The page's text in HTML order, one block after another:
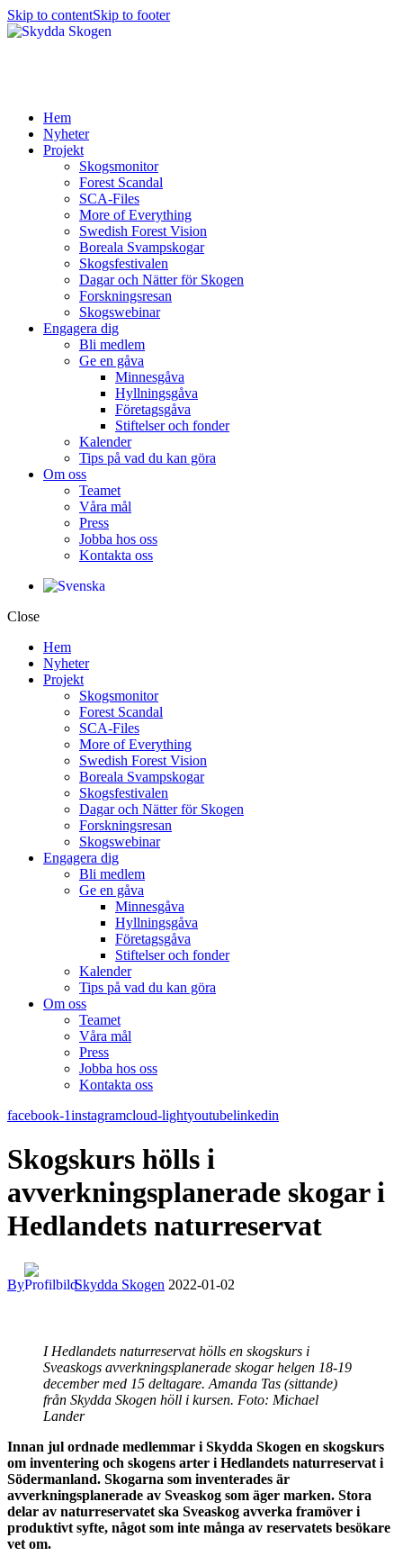
Skip to contentSkip to footer
Hem
Nyheter
Projekt
Skogsmonitor
Forest Scandal
SCA-Files
More of Everything
Swedish Forest Vision
Boreala Svampskogar
Skogsfestivalen
Dagar och Nätter för Skogen
Forskningsresan
Skogswebinar
Engagera dig
Bli medlem
Ge en gåva
Minnesgåva
Hyllningsgåva
Företagsgåva
Stiftelser och fonder
Kalender
Tips på vad du kan göra
Om oss
Teamet
Våra mål​
Press
Jobba hos oss
Kontakta oss
Close
Hem
Nyheter
Projekt
Skogsmonitor
Forest Scandal
SCA-Files
More of Everything
Swedish Forest Vision
Boreala Svampskogar
Skogsfestivalen
Dagar och Nätter för Skogen
Forskningsresan
Skogswebinar
Engagera dig
Bli medlem
Ge en gåva
Minnesgåva
Hyllningsgåva
Företagsgåva
Stiftelser och fonder
Kalender
Tips på vad du kan göra
Om oss
Teamet
Våra mål​
Press
Jobba hos oss
Kontakta oss
facebook-1instagramcloud-lightyoutubelinkedin
Skogskurs hölls i
avverkningsplanerade skogar i
Hedlandets naturreservat
By Skydda Skogen 2022-01-02
I Hedlandets naturreservat hölls en skogskurs i
Sveaskogs avverkningsplanerade skogar helgen 18-19
december med 15 deltagare. Amanda Tas (sittande)
från Skydda Skogen höll i kursen. Foto: Michael
Lander
Innan jul ordnade medlemmar i Skydda Skogen en skogskurs
om inventering och skogens arter i Hedlandets naturreservat i
Södermanland. Skogarna som inventerades är
avverkningsplanerade av Sveaskog som äger marken. Stora
delar av naturreservatet ska Sveaskog avverka framöver i
produktivt syfte, något som inte många av reservatets besökare
vet om.